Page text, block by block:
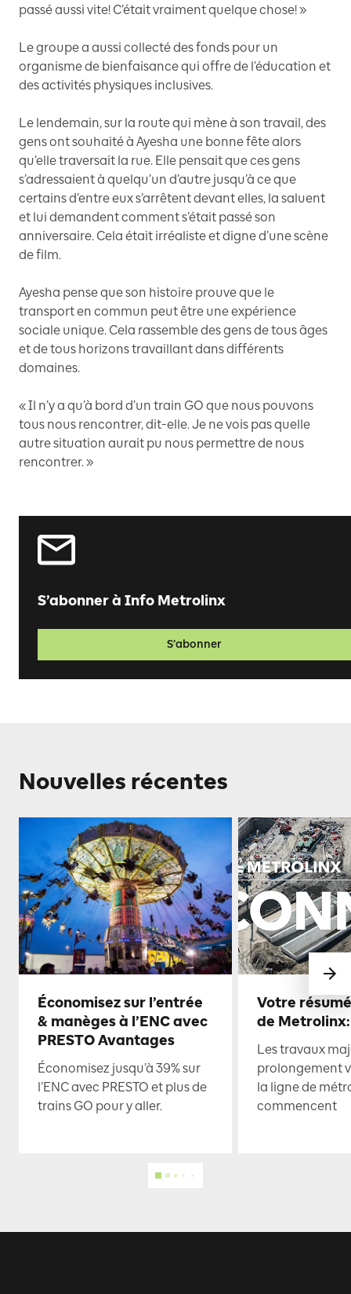
passé aussi vite! C’était vraiment quelque chose! »
Le groupe a aussi collecté des fonds pour un
organisme de bienfaisance qui offre de l’éducation et
des activités physiques inclusives.
Le lendemain, sur la route qui mène à son travail, des
gens ont souhaité à Ayesha une bonne fête alors
qu’elle traversait la rue. Elle pensait que ces gens
s’adressaient à quelqu’un d’autre jusqu’à ce que
certains d’entre eux s’arrêtent devant elles, la saluent
et lui demandent comment s’était passé son
anniversaire. Cela était irréaliste et digne d’une scène
de film.
Ayesha pense que son histoire prouve que le
transport en commun peut être une expérience
sociale unique. Cela rassemble des gens de tous âges
et de tous horizons travaillant dans différents
domaines.
« Il n’y a qu’à bord d’un train GO que nous pouvons
tous nous rencontrer, dit-elle. Je ne vois pas quelle
autre situation aurait pu nous permettre de nous
rencontrer. »
S’abonner à Info Metrolinx
S’abonner
Nouvelles récentes
Économisez sur l’entrée
& manèges à l’ENC avec
PRESTO Avantages
Économisez jusqu’à 39% sur
l’ENC avec PRESTO et plus de
trains GO pour y aller.
Votre
de
Les travaux
prolongement
la ligne de
commencent